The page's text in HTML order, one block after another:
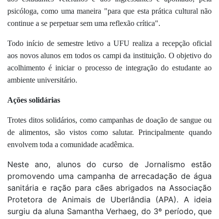
psicóloga, como uma maneira "para que esta prática cultural não
continue a se perpetuar sem uma reflexão crítica".
Todo início de semestre letivo a UFU realiza a recepção oficial
aos novos alunos em todos os campi da instituição. O objetivo do
acolhimento é iniciar o processo de integração do estudante ao
ambiente universitário.
Ações solidárias
Trotes ditos solidários, como campanhas de doação de sangue ou
de alimentos, são vistos como salutar. Principalmente quando
envolvem toda a comunidade acadêmica.
Neste ano, alunos do curso de Jornalismo estão
promovendo uma campanha de arrecadação de água
sanitária e ração para cães abrigados na Associação
Protetora de Animais de Uberlândia (APA). A ideia
surgiu da aluna Samantha Verhaeg, do 3º período, que